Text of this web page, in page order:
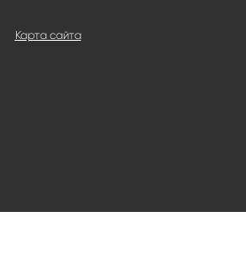
Карта сайта